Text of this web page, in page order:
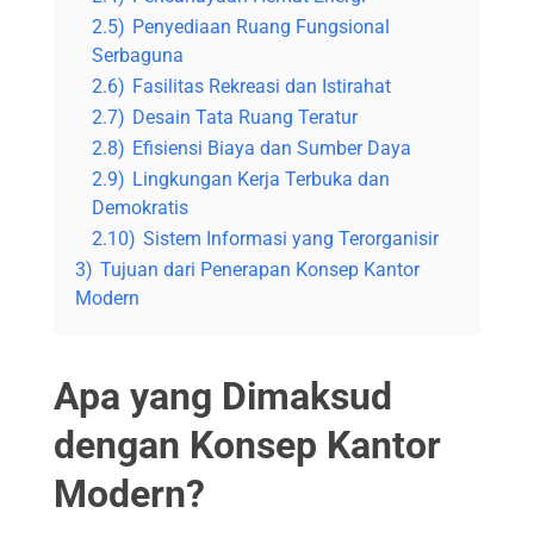
2.5) Penyediaan Ruang Fungsional
Serbaguna
2.6) Fasilitas Rekreasi dan Istirahat
2.7) Desain Tata Ruang Teratur
2.8) Efisiensi Biaya dan Sumber Daya
2.9) Lingkungan Kerja Terbuka dan
Demokratis
2.10) Sistem Informasi yang Terorganisir
3) Tujuan dari Penerapan Konsep Kantor
Modern
Apa yang Dimaksud
dengan Konsep Kantor
Modern?